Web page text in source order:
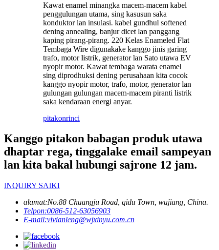
Kawat enamel minangka macem-macem kabel
penggulungan utama, sing kasusun saka
konduktor lan insulasi. kabel gundhul softened
dening annealing, banjur dicet lan panggang
kaping pirang-pirang. 220 Kelas Enameled Flat
Tembaga Wire digunakake kanggo jinis garing
trafo, motor listrik, generator lan Sato utawa EV
nyopir motor. Kawat tembaga warata enamel
sing diprodhuksi dening perusahaan kita cocok
kanggo nyopir motor, trafo, motor, generator lan
gulungan gulungan macem-macem piranti listrik
saka kendaraan energi anyar.
pitakonrinci
Kanggo pitakon babagan produk utawa
dhaptar rega, tinggalake email sampeyan
lan kita bakal hubungi sajrone 12 jam.
INQUIRY SAIKI
alamat:No.88 Chuangju Road, qidu Town, wujiang, China.
Telpon:0086-512-63056903
E-mail:vivianleng@wjxinyu.com.cn